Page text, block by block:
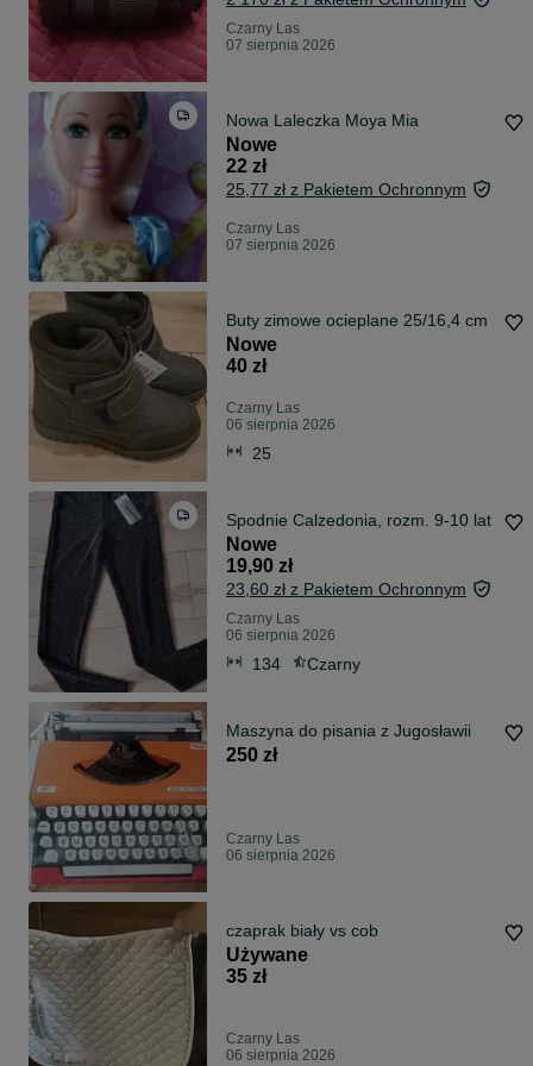
Czarny Las
07 sierpnia 2026
Nowa Laleczka Moya Mia
Nowe
22 zł
25,77 zł z Pakietem Ochronnym
Czarny Las
07 sierpnia 2026
Buty zimowe ocieplane 25/16,4 cm
Nowe
40 zł
Czarny Las
06 sierpnia 2026
25
Spodnie Calzedonia, rozm. 9-10 lat
Nowe
19,90 zł
23,60 zł z Pakietem Ochronnym
Czarny Las
06 sierpnia 2026
134 Czarny
Maszyna do pisania z Jugosławii
250 zł
Czarny Las
06 sierpnia 2026
czaprak biały vs cob
Używane
35 zł
Czarny Las
06 sierpnia 2026